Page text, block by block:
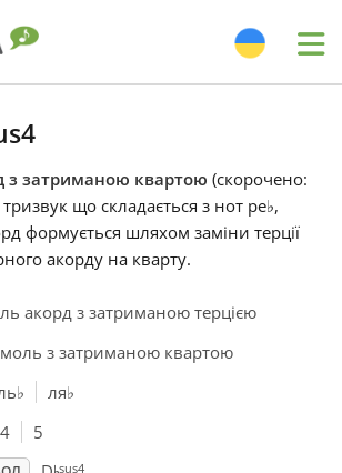
з затриманою квартою (скорочено:
що складається з нот ре♭,
формується шляхом заміни терції
акорду на кварту.
акорд з затриманою терцією
з затриманою квартою
♭ ля♭
4 5
sus4